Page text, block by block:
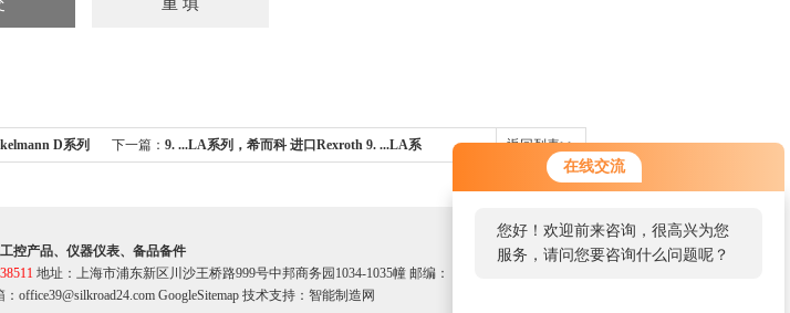
在线交流
您好！欢迎前来咨询，很高兴为您
服务，请问您要咨询什么问题呢？
D系列 下一篇： 9. ...LA系列，希而科 进口Rexroth 9. ...LA系 返回列表>>
控产品、仪器仪表、备品备件
地址：上海市浦东新区川沙王桥路999号中邦商务园1034-1035幢 邮编：
office39@silkroad24.com GoogleSitemap技术支持：智能制造网